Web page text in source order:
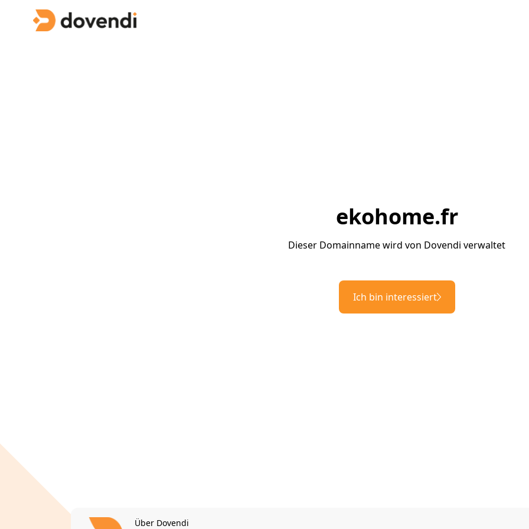
ekohome.fr
Dieser Domainname wird von Dovendi verwaltet
Ich bin interessiert
Über Dovendi